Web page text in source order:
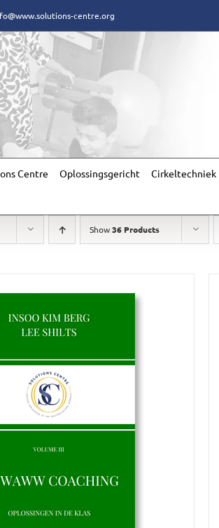
centre.org
Centre Oplossingsgericht Cirkeltechniek
Show36 Products